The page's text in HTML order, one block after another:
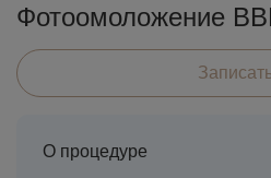
Фотоомоложение
О процедуре